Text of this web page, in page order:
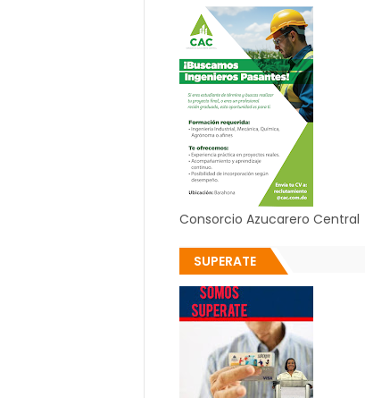
Consorcio Azucarero Central
SUPERATE